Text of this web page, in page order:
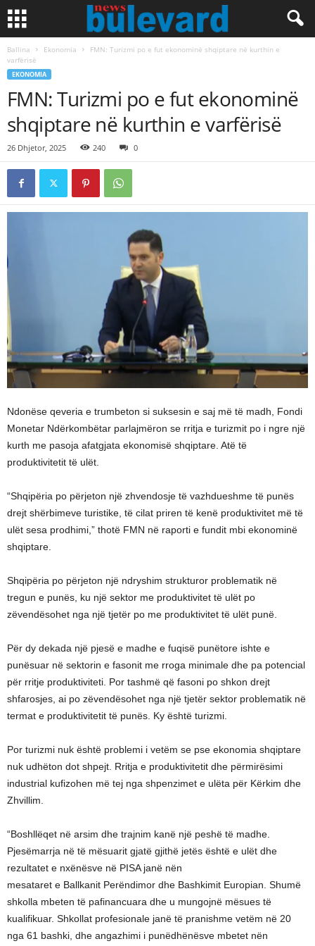
Ballina Ekonomia
FMN: Turizmi po e fut ekonominë shqiptare në kurthin e
varfërisë
EKONOMIA
FMN: Turizmi po e fut ekonominë
shqiptare në kurthin e varfërisë
26 Dhjetor, 2025 240 0
Ndonëse qeveria e trumbeton si suksesin e saj më të madh, Fondi
Monetar Ndërkombëtar parlajmëron se rritja e turizmit po i ngre një
kurth me pasoja afatgjata ekonomisë shqiptare. Atë të
produktivitetit të ulët.
“Shqipëria po përjeton një zhvendosje të vazhdueshme të punës
drejt shërbimeve turistike, të cilat priren të kenë produktivitet më të
ulët sesa prodhimi,” thotë FMN në raporti e fundit mbi ekonominë
shqiptare.
Shqipëria po përjeton një ndryshim strukturor problematik në
tregun e punës, ku një sektor me produktivitet të ulët po
zëvendësohet nga një tjetër po me produktivitet të ulët punë.
Për dy dekada një pjesë e madhe e fuqisë punëtore ishte e
punësuar në sektorin e fasonit me rroga minimale dhe pa potencial
për rritje produktiviteti. Por tashmë që fasoni po shkon drejt
shfarosjes, ai po zëvendësohet nga një tjetër sektor problematik në
termat e produktivitetit të punës. Ky është turizmi.
Por turizmi nuk është problemi i vetëm se pse ekonomia shqiptare
nuk udhëton dot shpejt. Rritja e produktivitetit dhe përmirësimi
industrial kufizohen më tej nga shpenzimet e ulëta për Kërkim dhe
Zhvillim.
“Boshllëqet në arsim dhe trajnim kanë një peshë të madhe.
Pjesëmarrja në të mësuarit gjatë gjithë jetës është e ulët dhe
rezultatet e nxënësve në PISA janë nën
mesataret e Ballkanit Perëndimor dhe Bashkimit Europian. Shumë
shkolla mbeten të pafinancuara dhe u mungojnë mësues të
kualifikuar. Shkollat ​​profesionale janë të pranishme vetëm në 20
nga 61 bashki, dhe angazhimi i punëdhënësve mbetet nën